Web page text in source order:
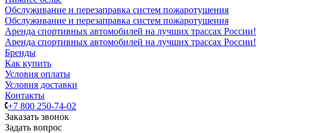
Обслуживание и перезаправка систем пожаротушения
Обслуживание и перезаправка систем пожаротушения
Аренда спортивных автомобилей на лучших трассах России!
Аренда спортивных автомобилей на лучших трассах России!
Бренды
Как купить
Условия оплаты
Условия доставки
Контакты
+7 800 250-74-02
Заказать звонок
Задать вопрос